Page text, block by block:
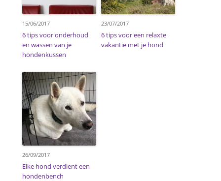
15/06/2017
6 tips voor onderhoud
en wassen van je
hondenkussen
23/07/2017
6 tips voor een relaxte
vakantie met je hond
26/09/2017
Elke hond verdient een
hondenbench